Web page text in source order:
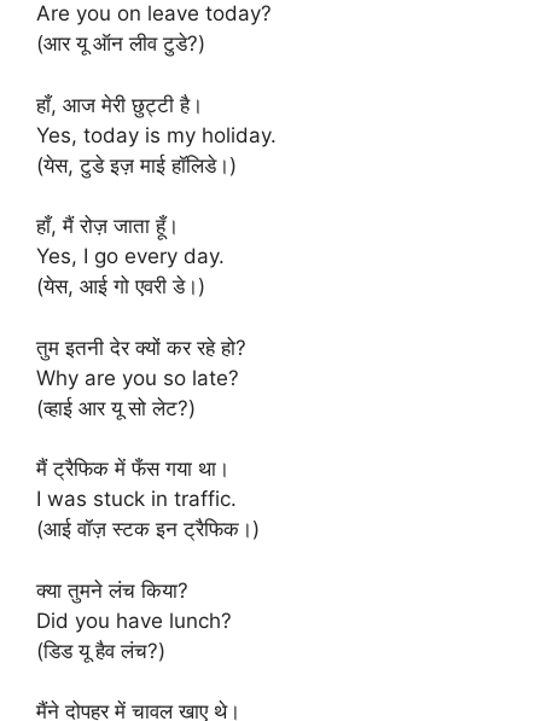
Are you on leave today?
(आर यू ऑन लीव टुडे?)
हाँ, आज मेरी छुट्टी है।
Yes, today is my holiday.
(येस, टुडे इज़ माई हॉलिडे।)
हाँ, मैं रोज़ जाता हूँ।
Yes, I go every day.
(येस, आई गो एवरी डे।)
तुम इतनी देर क्यों कर रहे हो?
Why are you so late?
(व्हाई आर यू सो लेट?)
मैं ट्रैफिक में फँस गया था।
I was stuck in traffic.
(आई वॉज़ स्टक इन ट्रैफिक।)
क्या तुमने लंच किया?
Did you have lunch?
(डिड यू हैव लंच?)
मैंने दोपहर में चावल खाए थे।